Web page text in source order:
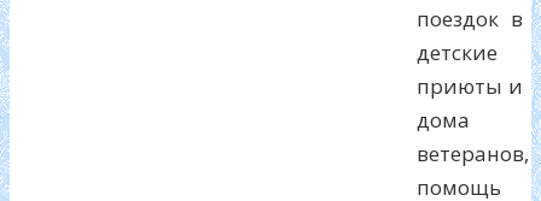
поездок в
детские
приюты и
дома
ветеранов,
помощь